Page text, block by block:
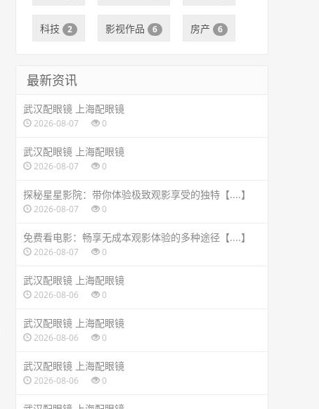
科技 2 影视作品 6 房产 6
最新资讯
武汉配眼镜 上海配眼镜
2026-08-07 0
武汉配眼镜 上海配眼镜
2026-08-07 0
探秘星星影院：带你体验极致观影享受的独特【....】
2026-08-07 0
免费看电影：畅享无成本观影体验的多种途径【....】
2026-08-07 0
武汉配眼镜 上海配眼镜
2026-08-06 0
武汉配眼镜 上海配眼镜
2026-08-06 0
武汉配眼镜 上海配眼镜
2026-08-06 0